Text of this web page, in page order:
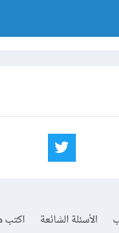
الأسئلة الشائعة اكتب